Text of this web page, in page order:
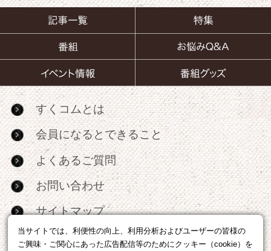
当サイトでは、利便性の向上、利用分析およびユーザーの皆様の
ご興味・ご関心にあった広告配信等のためにクッキー（cookie）を
すくコムとは
会員になるとできること
よくあるご質問
お問い合わせ
サイトマップ
RSS